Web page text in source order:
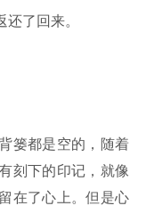
了回来。
篓都是空的，随着
刻下的印记，就像
在了心上。但是心